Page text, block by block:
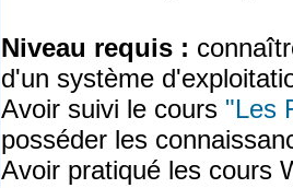
Niveau requis :
d'un système
Avoir suivi le cours "Les
posséder les
Avoir pratiqué les cours